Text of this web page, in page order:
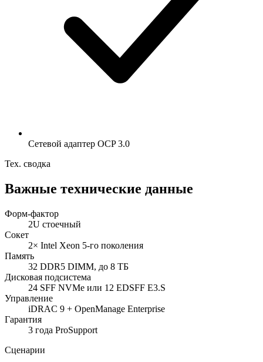
Сетевой адаптер OCP 3.0
Тех. сводка
Важные технические данные
Форм-фактор
2U стоечный
Сокет
2× Intel Xeon 5-го поколения
Память
32 DDR5 DIMM, до 8 ТБ
Дисковая подсистема
24 SFF NVMe или 12 EDSFF E3.S
Управление
iDRAC 9 + OpenManage Enterprise
Гарантия
3 года ProSupport
Сценарии